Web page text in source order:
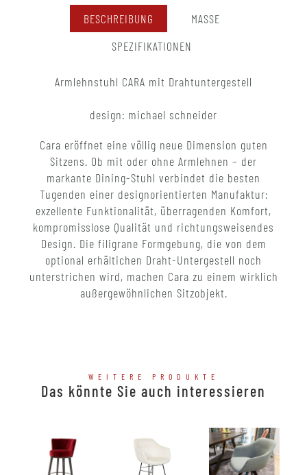
BESCHREIBUNG
MASSE
SPEZIFIKATIONEN
Armlehnstuhl CARA mit Drahtuntergestell
design: michael schneider
Cara eröffnet eine völlig neue Dimension guten
Sitzens. Ob mit oder ohne Armlehnen – der
markante Dining-Stuhl verbindet die besten
Tugenden einer designorientierten Manufaktur:
exzellente Funktionalität, überragenden Komfort,
kompromisslose Qualität und richtungsweisendes
Design. Die filigrane Formgebung, die von dem
optional erhältichen Draht-Untergestell noch
unterstrichen wird, machen Cara zu einem wirklich
außergewöhnlichen Sitzobjekt.
WEITERE PRODUKTE
Das könnte Sie auch interessieren